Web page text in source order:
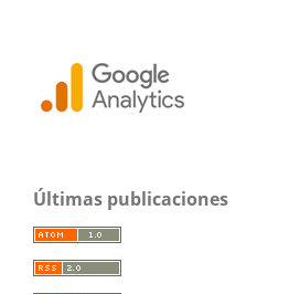
Últimas publicaciones